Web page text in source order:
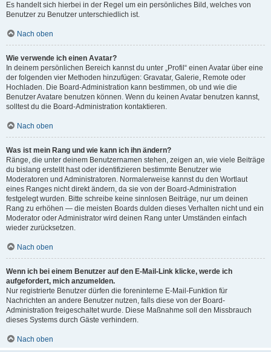
Es handelt sich hierbei in der Regel um ein persönliches Bild, welches von
Benutzer zu Benutzer unterschiedlich ist.
Nach oben
Wie verwende ich einen Avatar?
In deinem persönlichen Bereich kannst du unter „Profil“ einen Avatar über eine
der folgenden vier Methoden hinzufügen: Gravatar, Galerie, Remote oder
Hochladen. Die Board-Administration kann bestimmen, ob und wie die
Benutzer Avatare benutzen können. Wenn du keinen Avatar benutzen kannst,
solltest du die Board-Administration kontaktieren.
Nach oben
Was ist mein Rang und wie kann ich ihn ändern?
Ränge, die unter deinem Benutzernamen stehen, zeigen an, wie viele Beiträge
du bislang erstellt hast oder identifizieren bestimmte Benutzer wie
Moderatoren und Administratoren. Normalerweise kannst du den Wortlaut
eines Ranges nicht direkt ändern, da sie von der Board-Administration
festgelegt wurden. Bitte schreibe keine sinnlosen Beiträge, nur um deinen
Rang zu erhöhen — die meisten Boards dulden dieses Verhalten nicht und ein
Moderator oder Administrator wird deinen Rang unter Umständen einfach
wieder zurücksetzen.
Nach oben
Wenn ich bei einem Benutzer auf den E-Mail-Link klicke, werde ich
aufgefordert, mich anzumelden.
Nur registrierte Benutzer dürfen die foreninterne E-Mail-Funktion für
Nachrichten an andere Benutzer nutzen, falls diese von der Board-
Administration freigeschaltet wurde. Diese Maßnahme soll den Missbrauch
dieses Systems durch Gäste verhindern.
Nach oben